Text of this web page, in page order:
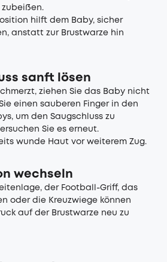
hilft dem Baby, sicher
anstatt zur Brustwarze hin
sanft lösen
ziehen Sie das Baby nicht
einen sauberen Finger in den
um den Saugschluss zu
Sie es erneut.
wunde Haut vor weiterem Zug.
wechseln
der Football-Griff, das
oder die Kreuzwiege können
auf der Brustwarze neu zu